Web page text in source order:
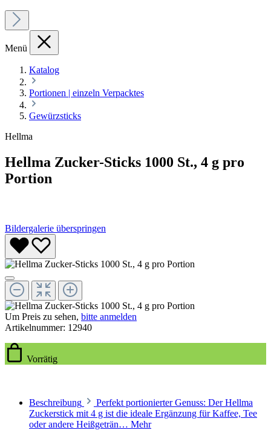
Menü
Katalog
Portionen | einzeln Verpacktes
Gewürzsticks
Hellma
Hellma Zucker-Sticks 1000 St., 4 g pro
Portion
Bildergalerie überspringen
Um Preis zu sehen, bitte anmelden
Artikelnummer: 12940
Vorrätig
Beschreibung
Perfekt portionierter Genuss: Der Hellma
Zuckerstick mit 4 g ist die ideale Ergänzung für Kaffee, Tee
oder andere Heißgeträn… Mehr